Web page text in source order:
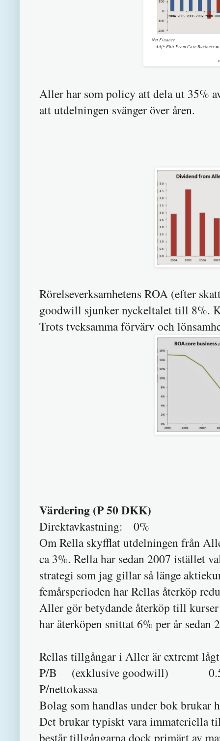
Net Finance = Resultat
Adj* Ebit From Core Business =
vid
Aller har som policy att dela ut 35%
att utdelningen svänger över åren.
Rörelseverksamhetens ROA (efter
goodwill sjunker nyckeltalet till 8%.
Trots tveksamma förvärv och
Värdering (P 50 DKK)
Direktavkastning: 0%
Om Rella skyfflat utdelningen från
ca 3%. Rella har sedan 2007 istället
strategi som jag gillar så länge
femårsperioden har Rellas återköp
Aller gör betydande återköp till
har återköpen snittat 6% per år sedan
Rellas tillgångar i Aller är extremt lågt
P/B (exklusive goodwill)
P/nettokassa
Bolag som handlas under bok brukar
Det brukar typiskt vara immateriella
består tillgångarna dock primärt av